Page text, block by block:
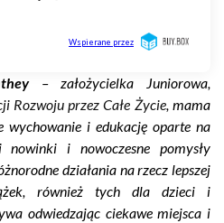
– założycielka Juniorowa,
Rozwoju przez Całe Życie, mama
wychowanie i edukację oparte na
i nowoczesne pomysły
działania na rzecz lepszej
również tych dla dzieci i
odwiedzając ciekawe miejsca i